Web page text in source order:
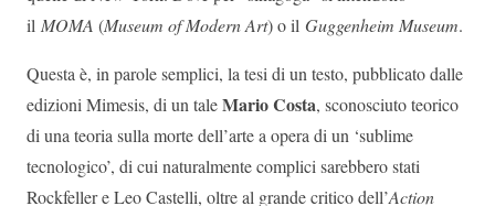
il MOMA (Museum of Modern Art) o il Guggenheim Museum.
Questa è, in parole semplici, la tesi di un testo, pubblicato dalle
edizioni Mimesis, di un taleMario Costa, sconosciuto teorico
di una teoria sulla morte dell’arte a opera di un ‘sublime
tecnologico’, di cui naturalmente complici sarebbero stati
Rockfeller e Leo Castelli, oltre al grande critico dell’Action